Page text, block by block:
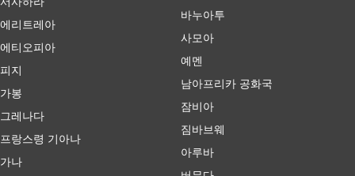
에리트레아
에티오피아
피지
가봉
그레나다
프랑스령 기아나
가나
바누아투
사모아
예멘
남아프리카 공화국
잠비아
짐바브웨
아루바